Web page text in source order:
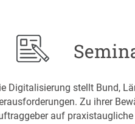
Digitalisierung stellt Bund,
Zu ihrer
auf